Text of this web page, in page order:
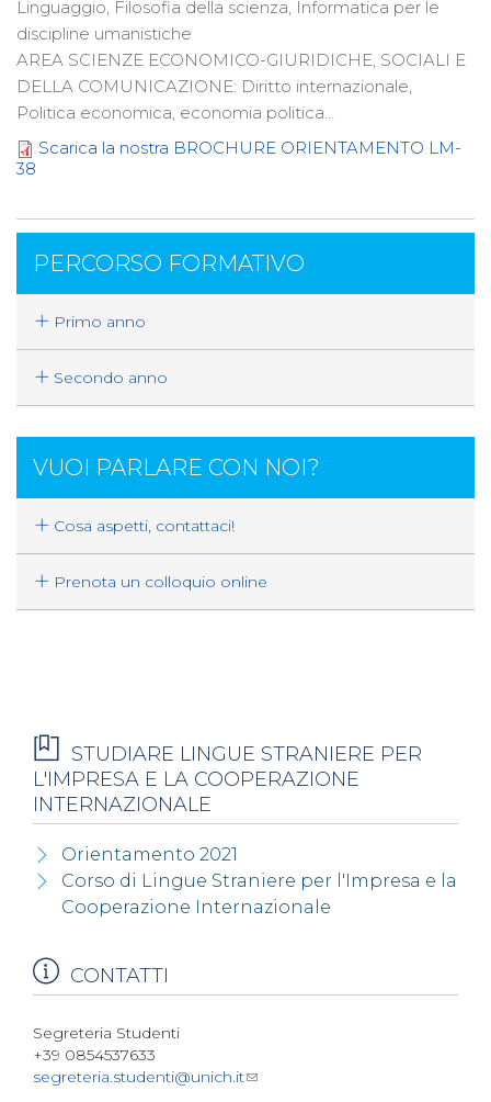
Linguaggio, Filosofia della scienza, Informatica per le
discipline umanistiche
AREA SCIENZE ECONOMICO-GIURIDICHE, SOCIALI E
DELLA COMUNICAZIONE: Diritto internazionale,
Politica economica, economia politica…
Scarica la nostra BROCHURE ORIENTAMENTO LM-
38
PERCORSO FORMATIVO
Primo anno
Secondo anno
VUOI PARLARE CON NOI?
Cosa aspetti, contattaci!
Prenota un colloquio online
STUDIARE LINGUE STRANIERE PER
L'IMPRESA E LA COOPERAZIONE
INTERNAZIONALE
Orientamento 2021
Corso di Lingue Straniere per l'Impresa e la
Cooperazione Internazionale
CONTATTI
Segreteria Studenti
+39 0854537633
segreteria.studenti@unich.it